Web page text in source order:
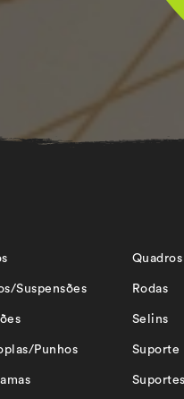
Suspensões
Punhos
Quadros
Rodas
Selins
Suporte